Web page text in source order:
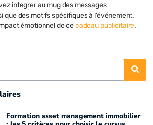
intégrer au mug des messages
que des motifs spécifiques à l’événement.
émotionnel de cecadeau publicitaire.
Formation asset management immobilier